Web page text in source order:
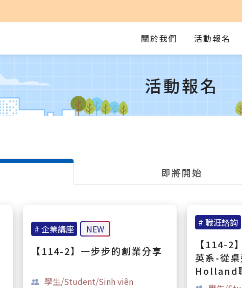
關於我們 活動報名
活動報名
即將開始
# 企業講座
【114-2】一步步的創業分享
學生/Student/Sinh viên
# 職涯諮詢
【114-2
英系-從桌
Holland